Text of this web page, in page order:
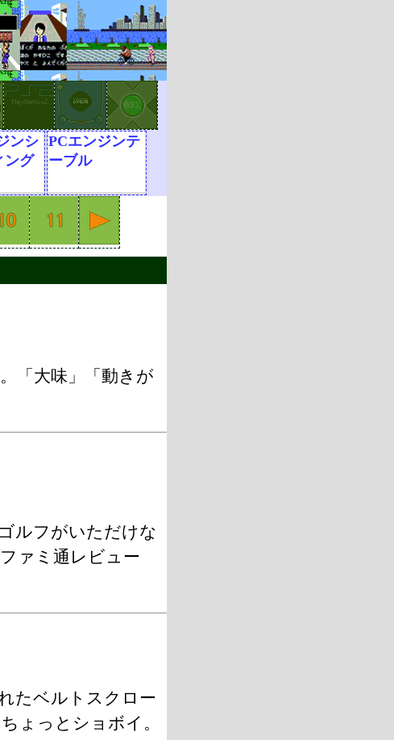
ンシ
ング
PCエンジンテ
ーブル
「大味」「動きが
ルフがいただけな
ァミ通レビュー
たベルトスクロー
ょっとショボイ。